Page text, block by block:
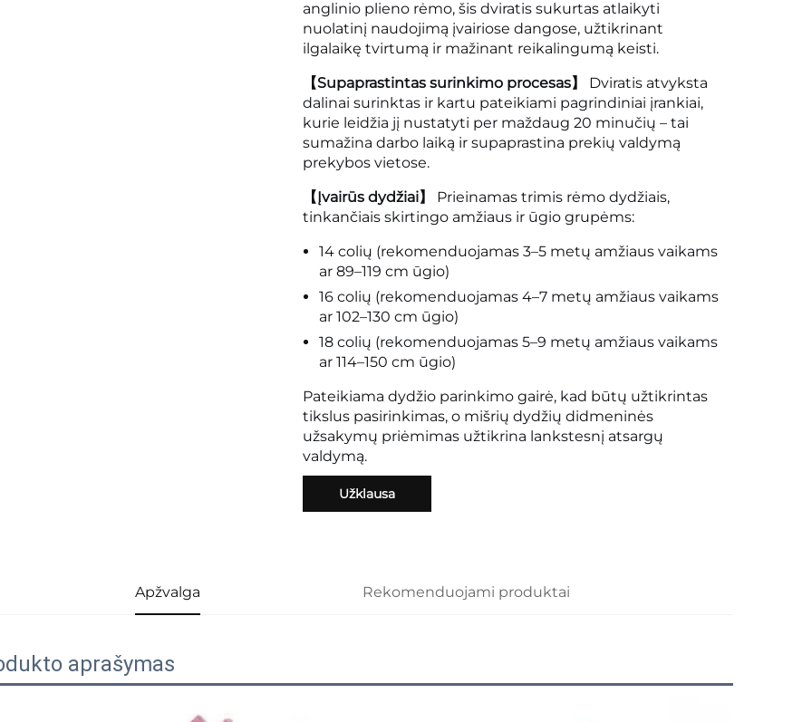
anglinio plieno rėmo, šis dviratis sukurtas atlaikyti
nuolatinį naudojimą įvairiose dangose, užtikrinant
ilgalaikę tvirtumą ir mažinant reikalingumą keisti.
【Supaprastintas surinkimo procesas】 Dviratis atvyksta
dalinai surinktas ir kartu pateikiami pagrindiniai įrankiai,
kurie leidžia jį nustatyti per maždaug 20 minučių – tai
sumažina darbo laiką ir supaprastina prekių valdymą
prekybos vietose.
【Įvairūs dydžiai】 Prieinamas trimis rėmo dydžiais,
tinkančiais skirtingo amžiaus ir ūgio grupėms:
14 colių (rekomenduojamas 3–5 metų amžiaus vaikams
ar 89–119 cm ūgio)
16 colių (rekomenduojamas 4–7 metų amžiaus vaikams
ar 102–130 cm ūgio)
18 colių (rekomenduojamas 5–9 metų amžiaus vaikams
ar 114–150 cm ūgio)
Pateikiama dydžio parinkimo gairė, kad būtų užtikrintas
tikslus pasirinkimas, o mišrių dydžių didmeninės
užsakymų priėmimas užtikrina lankstesnį atsargų
valdymą.
Užklausa
Apžvalga Rekomenduojami produktai
aprašymas